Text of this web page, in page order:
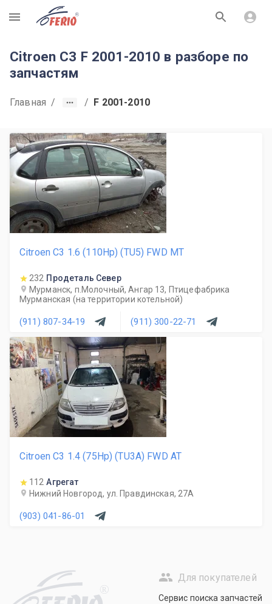
R
Citroen C3 F 2001-2010 в разборе по
запчастям
Главная / / F 2001-2010
Citroen C3 1.6 (110Hp) (TU5) FWD MT
232 Продеталь Север
Мурманск, п.Молочный, Ангар 13, Птицефабрика
Мурманская (на территории котельной)
(911) 807-34-19 (911) 300-22-71
Citroen C3 1.4 (75Hp) (TU3A) FWD AT
112 Агрегат
Нижний Новгород, ул. Правдинская, 27А
(903) 041-86-01
R
Для покупателей
Сервис поиска запчастей